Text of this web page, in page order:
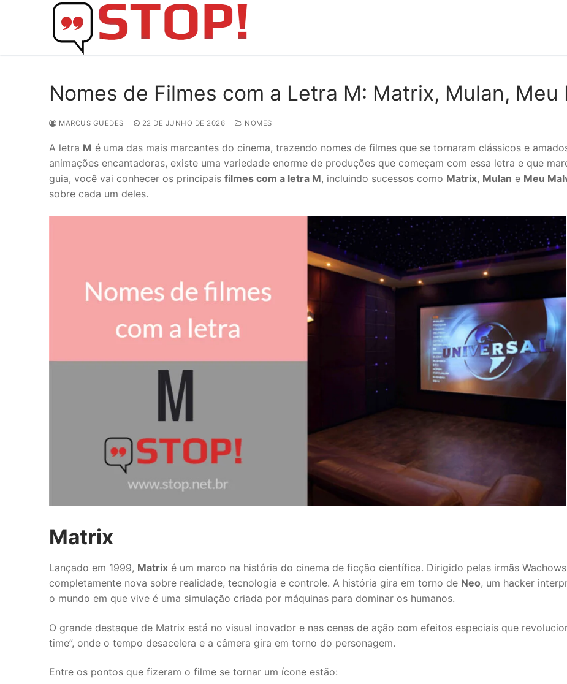
Nomes de Filmes com a Letra M: Matrix, Mulan,
MARCUS GUEDES 22 DE JUNHO DE 2026 NOMES
A letra M é uma das mais marcantes do cinema, trazendo nomes de filmes que se tornaram clássicos e
animações encantadoras, existe uma variedade enorme de produções que começam com essa letra e que
guia, você vai conhecer os principais filmes com a letra M, incluindo sucessos como Matrix, Mulan e Meu
sobre cada um deles.
Matrix
Lançado em 1999, Matrix é um marco na história do cinema de ficção científica. Dirigido pelas irmãs
completamente nova sobre realidade, tecnologia e controle. A história gira em torno de Neo, um hacker
o mundo em que vive é uma simulação criada por máquinas para dominar os humanos.
O grande destaque de Matrix está no visual inovador e nas cenas de ação com efeitos especiais que
time”, onde o tempo desacelera e a câmera gira em torno do personagem.
Entre os pontos que fizeram o filme se tornar um ícone estão: